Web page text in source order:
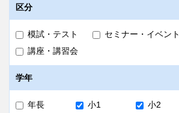
区分
模試・テスト
セミナー・イベント
講座・講習会
学年
年長 小1
小2